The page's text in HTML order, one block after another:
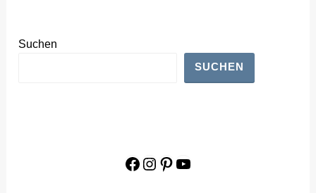
Suchen
SUCHEN
Facebook
Instagram
Pinterest
YouTube